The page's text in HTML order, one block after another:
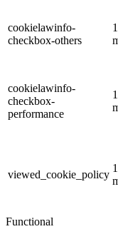
cookielawinfo-
checkbox-others
cookielawinfo-
checkbox-
performance
viewed_cookie_policy
Functional